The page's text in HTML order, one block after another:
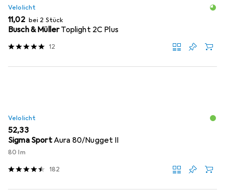
Velolicht
EUR
11,02 bei 2 Stück
Busch & MüllerToplight 2C Plus
12
Velolicht
EUR
52,33
Sigma SportAura 80/Nugget II
80 lm
182